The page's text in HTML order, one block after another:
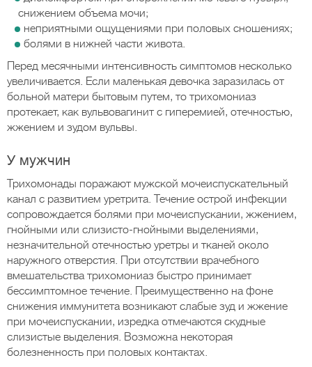
снижением объема мочи;
неприятными ощущениями при половых сношениях;
болями в нижней части живота.
Перед месячными интенсивность симптомов несколько
увеличивается. Если маленькая девочка заразилась от
больной матери бытовым путем, то трихомониаз
протекает, как вульвовагинит с гиперемией, отечностью,
жжением и зудом вульвы.
У мужчин
Трихомонады поражают мужской мочеиспускательный
канал с развитием уретрита. Течение острой инфекции
сопровождается болями при мочеиспускании, жжением,
гнойными или слизисто-гнойными выделениями,
незначительной отечностью уретры и тканей около
наружного отверстия. При отсутствии врачебного
вмешательства трихомониаз быстро принимает
бессимптомное течение. Преимущественно на фоне
снижения иммунитета возникают слабые зуд и жжение
при мочеиспускании, изредка отмечаются скудные
слизистые выделения. Возможна некоторая
болезненность при половых контактах.